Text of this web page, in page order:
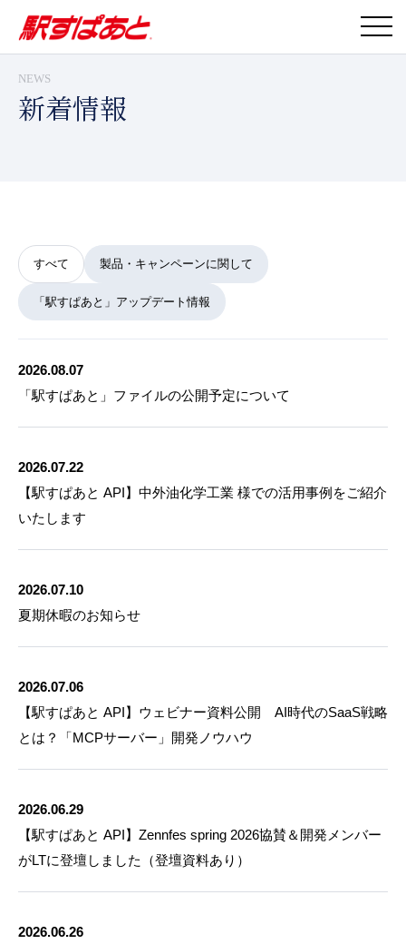
NEWS
新着情報
すべて 製品・キャンペーンに関して
「駅すぱあと」アップデート情報
2026.08.07
「駅すぱあと」ファイルの公開予定について
2026.07.22
【駅すぱあと API】中外油化学工業 様での活用事例をご紹介
いたします
2026.07.10
夏期休暇のお知らせ
2026.07.06
【駅すぱあと API】ウェビナー資料公開 AI時代のSaaS戦略
とは？「MCPサーバー」開発ノウハウ
2026.06.29
【駅すぱあと API】Zennfes spring 2026協賛＆開発メンバー
がLTに登壇しました（登壇資料あり）
2026.06.26